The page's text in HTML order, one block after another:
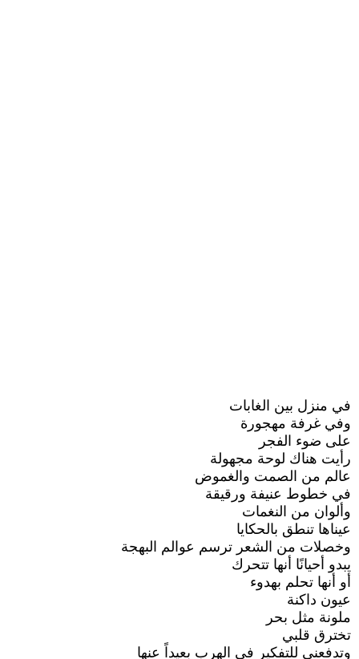
في منزل بين الغابات
وفي غرفة مهجورة
على ضوء الفجر
رأيت هناك لوحة مجهولة
عالم من الصمت والغموض
في خطوط عنيفة ورقيقة
وألوان من النغمات
عيناها تنطق بالحكايا
وخصلات من الشعر ترسم عوالم البهجة
يبدو أحيانًا أنها تتحرك
أو أنها تحلم بهدوء
عيون داكنة
ملونة مثل بحر
تخترق قلبي
وتدفعني للتفكير في الهرب بعيداً عنها